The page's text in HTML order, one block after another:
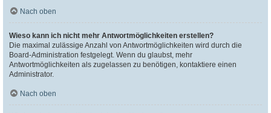
Nach oben
Wieso kann ich nicht mehr Antwortmöglichkeiten erstellen?
Die maximal zulässige Anzahl von Antwortmöglichkeiten wird durch die
Board-Administration festgelegt. Wenn du glaubst, mehr
Antwortmöglichkeiten als zugelassen zu benötigen, kontaktiere einen
Administrator.
Nach oben